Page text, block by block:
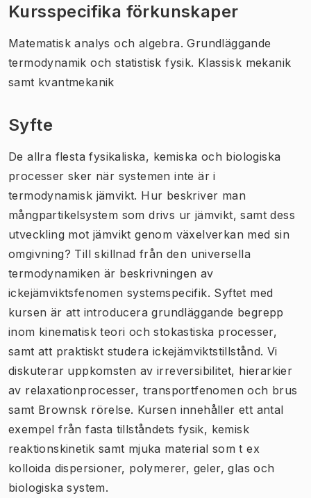
Kursspecifika förkunskaper
Matematisk analys och algebra. Grundläggande
termodynamik och statistisk fysik. Klassisk mekanik
samt kvantmekanik
Syfte
De allra flesta fysikaliska, kemiska och biologiska
processer sker när systemen inte är i
termodynamisk jämvikt. Hur beskriver man
mångpartikelsystem som drivs ur jämvikt, samt dess
utveckling mot jämvikt genom växelverkan med sin
omgivning? Till skillnad från den universella
termodynamiken är beskrivningen av
ickejämviktsfenomen systemspecifik. Syftet med
kursen är att introducera grundläggande begrepp
inom kinematisk teori och stokastiska processer,
samt att praktiskt studera ickejämviktstillstånd. Vi
diskuterar uppkomsten av irreversibilitet, hierarkier
av relaxationprocesser, transportfenomen och brus
samt Brownsk rörelse. Kursen innehåller ett antal
exempel från fasta tillståndets fysik, kemisk
reaktionskinetik samt mjuka material som t ex
kolloida dispersioner, polymerer, geler, glas och
biologiska system.